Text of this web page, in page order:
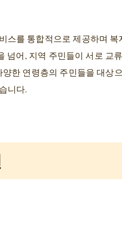
스를 통합적으로 제공하며 복
넘어, 지역 주민들이 서로 교
한 연령층의 주민들을 대상
니다.